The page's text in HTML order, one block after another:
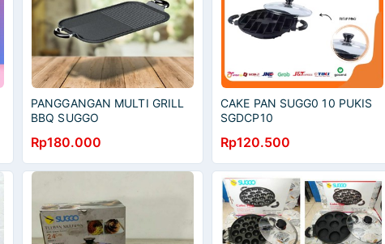
PANGGANGAN MULTI GRILL
BBQ SUGGO
Rp180.000
CAKE PAN SUGG0 10 PUKIS
SGDCP10
Rp120.500